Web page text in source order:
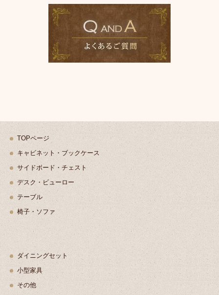
TOPページ
キャビネット・ブックケース
サイドボード・チェスト
デスク・ビューロー
テーブル
椅子・ソファ
ダイニングセット
小型家具
その他